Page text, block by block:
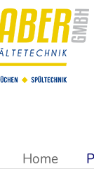
Home